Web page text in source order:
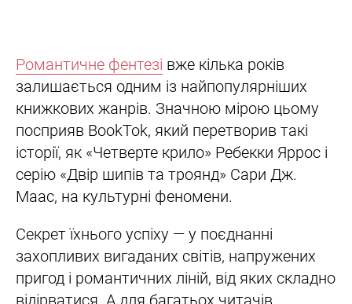
Романтичне фентезі вже кілька років
залишається одним із найпопулярніших
книжкових жанрів. Значною мірою цьому
посприяв BookTok, який перетворив такі
історії, як «Четверте крило» Ребекки Яррос і
серію «Двір шипів та троянд» Сари Дж.
Маас, на культурні феномени.
Секрет їхнього успіху — у поєднанні
захопливих вигаданих світів, напружених
пригод і романтичних ліній, від яких складно
відірватися. А для багатьох читачів